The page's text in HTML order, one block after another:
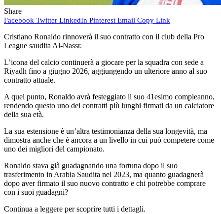
Share
Facebook Twitter LinkedIn Pinterest Email Copy Link
Cristiano Ronaldo rinnoverà il suo contratto con il club della Pro
League saudita Al-Nassr.
L’icona del calcio continuerà a giocare per la squadra con sede a
Riyadh fino a giugno 2026, aggiungendo un ulteriore anno al suo
contratto attuale.
A quel punto, Ronaldo avrà festeggiato il suo 41esimo compleanno,
rendendo questo uno dei contratti più lunghi firmati da un calciatore
della sua età.
La sua estensione è un’altra testimonianza della sua longevità, ma
dimostra anche che è ancora a un livello in cui può competere come
uno dei migliori del campionato.
Ronaldo stava già guadagnando una fortuna dopo il suo
trasferimento in Arabia Saudita nel 2023, ma quanto guadagnerà
dopo aver firmato il suo nuovo contratto e chi potrebbe comprare
con i suoi guadagni?
Continua a leggere per scoprire tutti i dettagli.